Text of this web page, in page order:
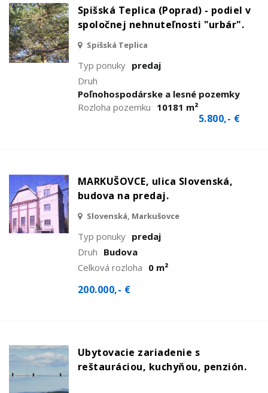
Spišská Teplica (Poprad) - podiel v
spoločnej nehnuteľnosti "urbár".
Spišská Teplica
Typ ponuky predaj
Druh
Poľnohospodárske a lesné pozemky
Rozloha pozemku 10181 m²
5.800,- €
MARKUŠOVCE, ulica Slovenská,
budova na predaj.
Slovenská, Markušovce
Typ ponuky predaj
Druh Budova
Celková rozloha 0 m²
200.000,- €
Ubytovacie zariadenie s
reštauráciou, kuchyňou, penzión.